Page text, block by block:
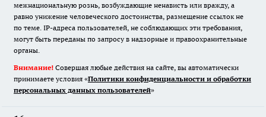
межнациональную рознь, возбуждающие ненависть или вражду, а
равно унижение человеческого достоинства, размещение ссылок не
по теме. IP-адреса пользователей, не соблюдающих эти требования,
могут быть переданы по запросу в надзорные и правоохранительные
органы.
Внимание! Совершая любые действия на сайте, вы автоматически
принимаете условия «Политики конфиденциальности и обработки
персональных данных пользователей»